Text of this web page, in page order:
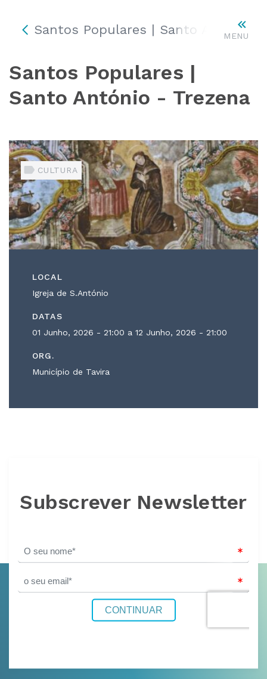
MENU
Santos Populares | Santo António –
Santos Populares |
Santo António - Trezena
CULTURA
LOCAL
Igreja de S.António
DATAS
01 Junho, 2026 - 21:00 a12 Junho, 2026 - 21:00
ORG.
Município de Tavira
Subscrever Newsletter